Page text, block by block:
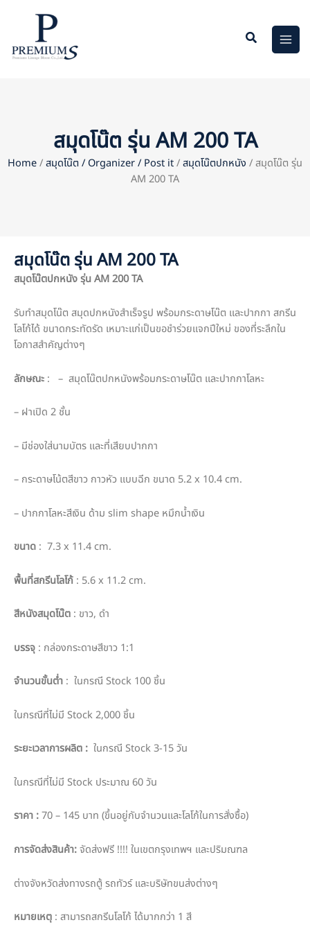
สมุดโน๊ต รุ่น AM 200 TA
Home/สมุดโน๊ต / Organizer / Post it/สมุดโน๊ตปกหนัง / สมุดโน๊ต รุ่น
AM 200 TA
สมุดโน๊ต รุ่น AM 200 TA
สมุดโน๊ตปกหนัง รุ่นAM 200 TA
รับทำสมุดโน๊ต สมุดปกหนังสำเร็จรูป พร้อมกระดาษโน๊ต และปากกา สกรีน
โลโก้ได้ ขนาดกระทัดรัด เหมาะแก่เป็นขอชำร่วยแจกปีใหม่ ของที่ระลึกใน
โอกาสสำคัญต่างๆ
ลักษณะ : – สมุดโน๊ตปกหนังพร้อมกระดาษโน๊ต และปากกาโลหะ
– ฝาเปิด 2 ชั้น
– มีช่องใส่นามบัตร และที่เสียบปากกา
– กระดาษโน้ตสีขาว กาวหัว แบบฉีก ขนาด 5.2 x 10.4 cm.
– ปากกาโลหะสีเงิน ด้าม slim shape หมึกน้ำเงิน
ขนาด : 7.3 x 11.4 cm.
พื้นที่สกรีนโลโก้ : 5.6 x 11.2 cm.
สีหนังสมุดโน๊ต : ขาว, ดำ
บรรจุ : กล่องกระดาษสีขาว 1:1
จำนวนขั้นต่ำ : ในกรณี Stock 100 ชิ้น
ในกรณีที่ไม่มี Stock 2,000 ชิ้น
ระยะเวลาการผลิต : ในกรณี Stock 3-15 วัน
ในกรณีที่ไม่มี Stock ประมาณ 60 วัน
ราคา :70 – 145 บาท (ขึ้นอยู่กับจำนวนและโลโก้ในการสั่งซื้อ)
การจัดส่งสินค้า:จัดส่งฟรี !!!! ในเขตกรุงเทพฯ และปริมณฑล
ต่างจังหวัดส่งทางรถตู้ รถทัวร์ และบริษัทขนส่งต่างๆ
หมายเหตุ : สามารถสกรีนโลโก้ ได้มากกว่า 1 สี